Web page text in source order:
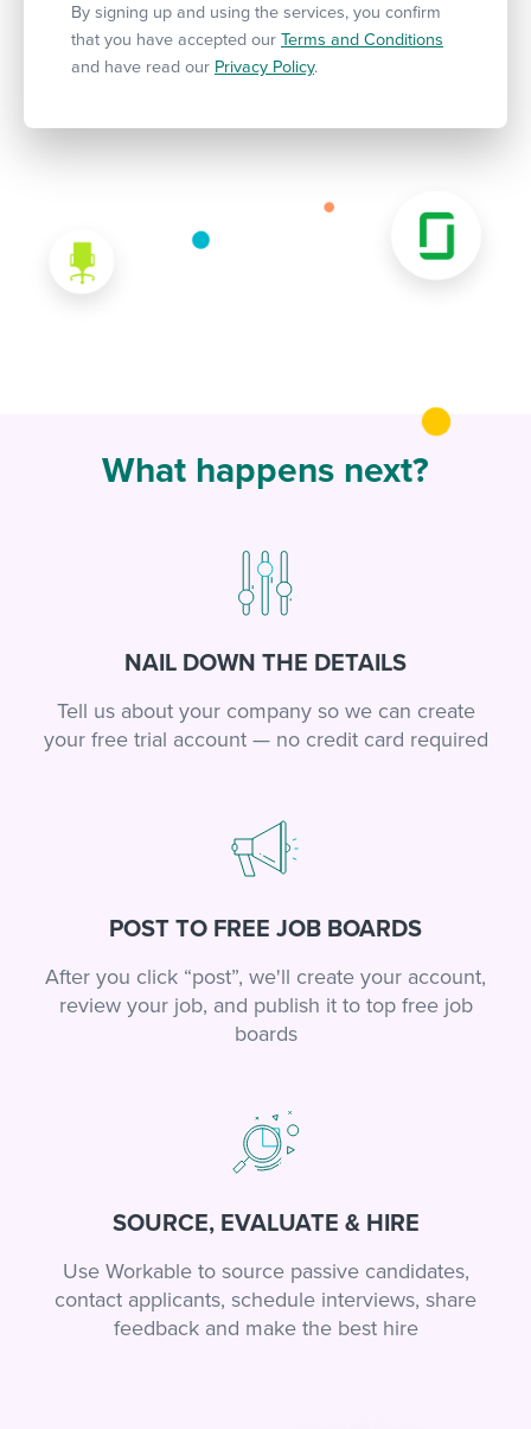
By signing up and using the services, you confirm
that you have accepted our Terms and Conditions
and have read our Privacy Policy.
What happens next?
NAIL DOWN THE DETAILS
Tell us about your company so we can create
your free trial account — no credit card required
POST TO FREE JOB BOARDS
After you click “post”, we'll create your account,
review your job, and publish it to top free job
boards
SOURCE, EVALUATE & HIRE
Use Workable to source passive candidates,
contact applicants, schedule interviews, share
feedback and make the best hire